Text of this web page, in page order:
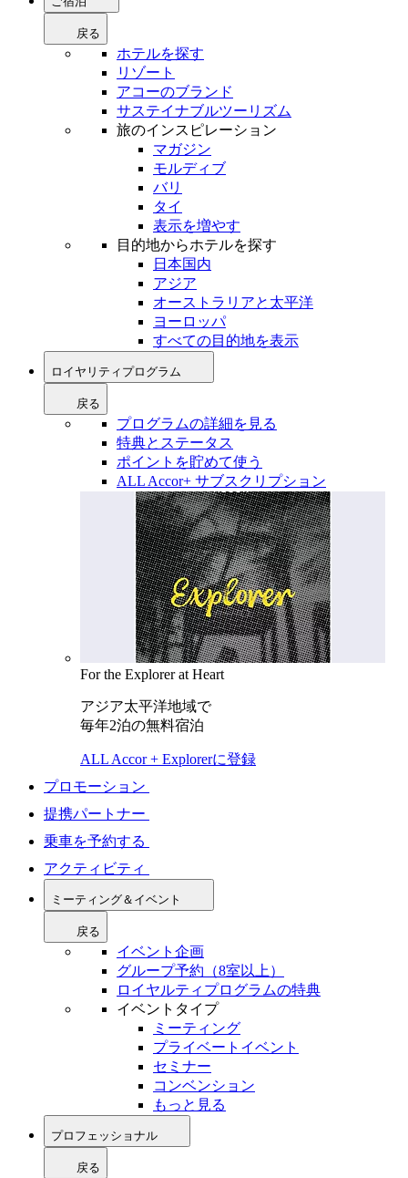
戻る
ホテルを探す
リゾート
アコーのブランド
サステイナブルツーリズム
旅のインスピレーション
マガジン
モルディブ
バリ
タイ
表示を増やす
目的地からホテルを探す
日本国内
アジア
オーストラリアと太平洋
ヨーロッパ
すべての目的地を表示
ロイヤリティプログラム
戻る
プログラムの詳細を見る
特典とステータス
ポイントを貯めて使う
ALL Accor+ サブスクリプション
For the Explorer at Heart
アジア太平洋地域で
毎年2泊の無料宿泊
ALL Accor + Explorerに登録
プロモーション
提携パートナー
乗車を予約する
アクティビティ
ミーティング＆イベント
戻る
イベント企画
グループ予約（8室以上）
ロイヤルティプログラムの特典
イベントタイプ
ミーティング
プライベートイベント
セミナー
コンベンション
もっと見る
プロフェッショナル
戻る